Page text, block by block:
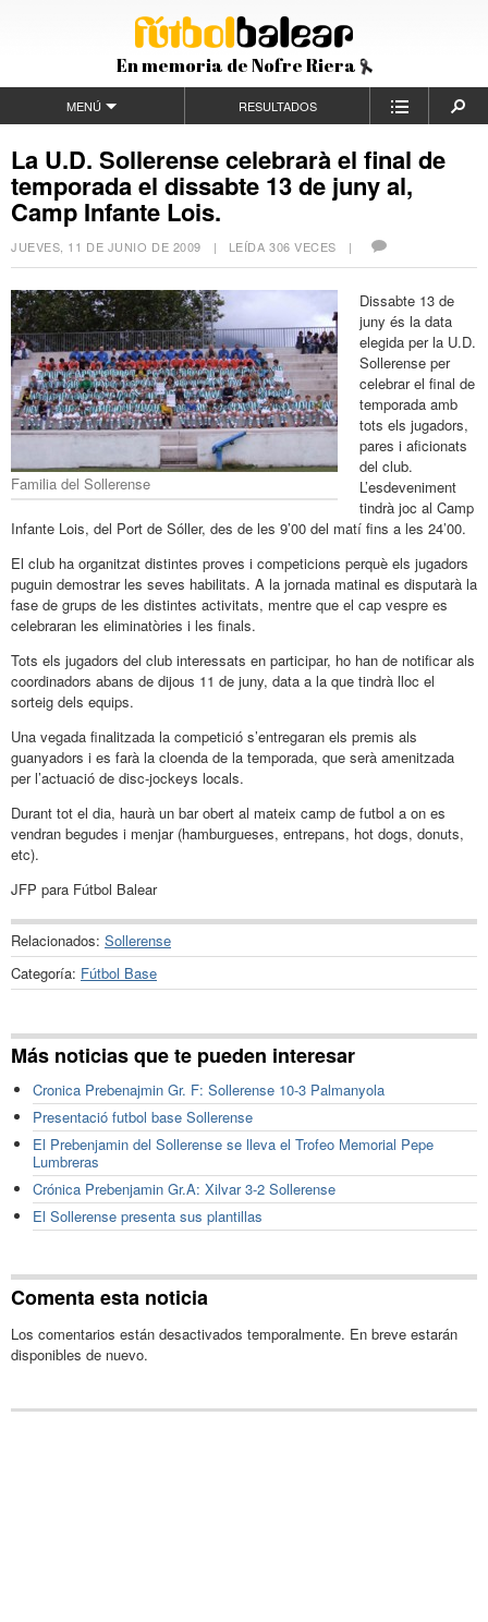
En memoria de Nofre Riera
MENÚ RESULTADOS
La U.D. Sollerense celebrarà el final de
temporada el dissabte 13 de juny al,
Camp Infante Lois.
JUEVES, 11 DE JUNIO DE 2009 | LEÍDA 306 VECES |
Familia del Sollerense
Dissabte 13 de
juny és la data
elegida per la U.D.
Sollerense per
celebrar el final de
temporada amb
tots els jugadors,
pares i aficionats
del club.
L’esdeveniment
tindrà joc al Camp
Infante Lois, del Port de Sóller, des de les 9’00 del matí fins a les 24’00.
El club ha organitzat distintes proves i competicions perquè els jugadors
puguin demostrar les seves habilitats. A la jornada matinal es disputarà la
fase de grups de les distintes activitats, mentre que el cap vespre es
celebraran les eliminatòries i les finals.
Tots els jugadors del club interessats en participar, ho han de notificar als
coordinadors abans de dijous 11 de juny, data a la que tindrà lloc el
sorteig dels equips.
Una vegada finalitzada la competició s’entregaran els premis als
guanyadors i es farà la cloenda de la temporada, que serà amenitzada
per l’actuació de disc-jockeys locals.
Durant tot el dia, haurà un bar obert al mateix camp de futbol a on es
vendran begudes i menjar (hamburgueses, entrepans, hot dogs, donuts,
etc).
JFP para Fútbol Balear
Relacionados: Sollerense
Categoría: Fútbol Base
Más noticias que te pueden interesar
Cronica Prebenajmin Gr. F: Sollerense 10-3 Palmanyola
Presentació futbol base Sollerense
El Prebenjamin del Sollerense se lleva el Trofeo Memorial Pepe
Lumbreras
Crónica Prebenjamin Gr.A: Xilvar 3-2 Sollerense
El Sollerense presenta sus plantillas
Comenta esta noticia
Los comentarios están desactivados temporalmente. En breve estarán
disponibles de nuevo.